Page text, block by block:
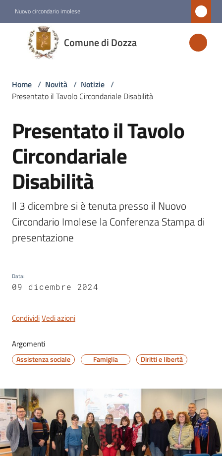
Nuovo circondario imolese
Comune di Dozza
Comune
di
Dozza
Novità
Servizi
Vivere
Dozza
Servizi
on-
Tutti
argomenti
Seguici
su
Home / Novità / Notizie /
Presentato il Tavolo Circondariale Disabilità
Salta al contenuto
Presentato il Tavolo
Circondariale
Disabilità
Il 3 dicembre si è tenuta presso il Nuovo
Circondario Imolese la Conferenza Stampa di
presentazione
Data:
09 dicembre 2024
CondividiVedi azioni
Argomenti
Assistenza sociale Famiglia Diritti e libertà